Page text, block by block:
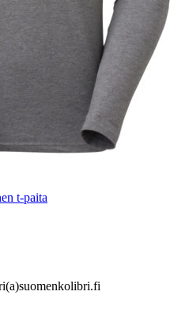
t-paita